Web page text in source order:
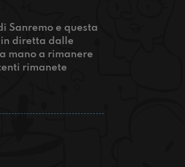
Sanremo e questa
diretta dalle
mano a rimanere
rimanete